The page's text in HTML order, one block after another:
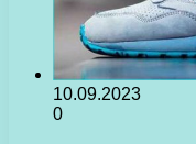
10.09.2023
0